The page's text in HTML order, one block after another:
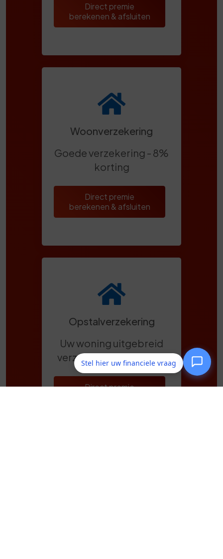
Direct premie
berekenen & afsluiten
Woonverzekering
Goede verzekering - 8%
korting
Direct premie
berekenen & afsluiten
Opstalverzekering
Uw woning uitgebreid
verzekerd - 8% korting
Direct premie
Stel hier uw financiele vraag